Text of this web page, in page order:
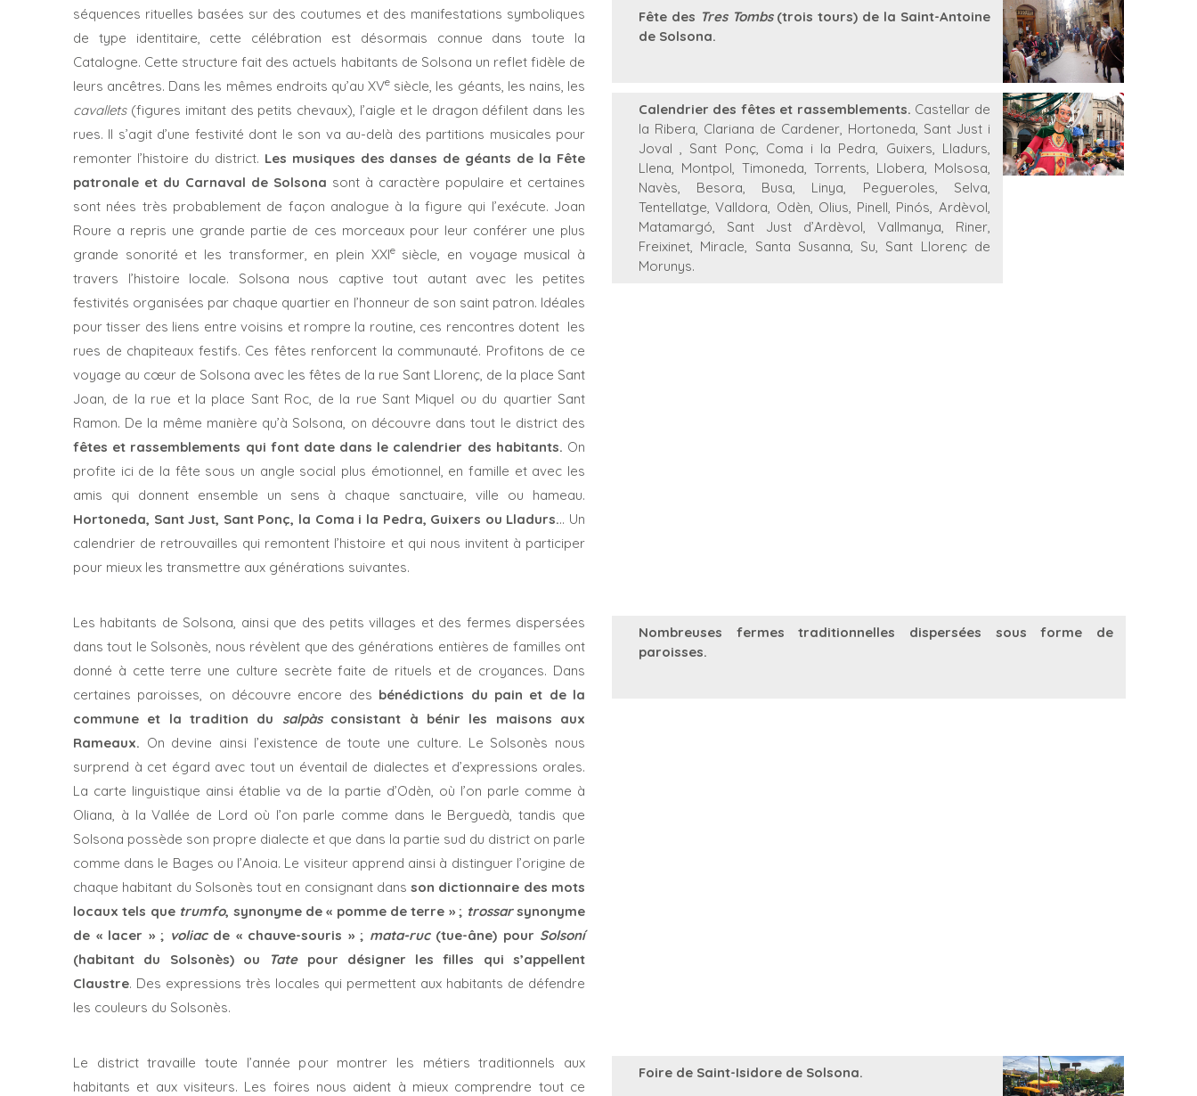
séquences rituelles basées sur des coutumes et des manifestations symboliques
de type identitaire, cette célébration est désormais connue dans toute la
Catalogne. Cette structure fait des actuels habitants de Solsona un reflet fidèle de
leurs ancêtres. Dans les mêmes endroits qu’au XVe siècle, les géants, les nains, les
cavallets(figures imitant des petits chevaux), l’aigle et le dragon défilent dans les
rues. Il s’agit d’une festivité dont le son va au-delà des partitions musicales pour
remonter l’histoire du district. Les musiques des danses de géants de la Fête
patronale et du Carnaval de Solsona sont à caractère populaire et certaines
sont nées très probablement de façon analogue à la figure qui l’exécute. Joan
Roure a repris une grande partie de ces morceaux pour leur conférer une plus
grande sonorité et les transformer, en plein XXIesiècle, en voyage musical à
travers l’histoire locale. Solsona nous captive tout autant avec les petites
festivités organisées par chaque quartier en l’honneur de son saint patron. Idéales
pour tisser des liens entre voisins et rompre la routine, ces rencontres dotent les
rues de chapiteaux festifs. Ces fêtes renforcent la communauté. Profitons de ce
voyage au cœur de Solsona avec les fêtes de la rue Sant Llorenç, de la place Sant
Joan, de la rue et la place Sant Roc, de la rue Sant Miquel ou du quartier Sant
Ramon. De la même manière qu’à Solsona, on découvre dans tout le district des
fêtes et rassemblements qui font date dans le calendrier des habitants. On
profite ici de la fête sous un angle social plus émotionnel, en famille et avec les
amis qui donnent ensemble un sens à chaque sanctuaire, ville ou hameau.
Hortoneda, Sant Just, Sant Ponç, la Coma i la Pedra, Guixers ou Lladurs... Un
calendrier de retrouvailles qui remontent l’histoire et qui nous invitent à participer
pour mieux les transmettre aux générations suivantes.
Fête des Tres Tombs(trois tours) de la Saint-Antoine
de Solsona.
Calendrier des fêtes et rassemblements. Castellar de
la Ribera, Clariana de Cardener, Hortoneda, Sant Just i
Joval , Sant Ponç, Coma i la Pedra, Guixers, Lladurs,
Llena, Montpol, Timoneda, Torrents, Llobera, Molsosa,
Navès, Besora, Busa, Linya, Pegueroles, Selva,
Tentellatge, Valldora, Odèn, Olius, Pinell, Pinós, Ardèvol,
Matamargó, Sant Just d’Ardèvol, Vallmanya, Riner,
Freixinet, Miracle, Santa Susanna, Su, Sant Llorenç de
Morunys.
Les habitants de Solsona, ainsi que des petits villages et des fermes dispersées
dans tout le Solsonès, nous révèlent que des générations entières de familles ont
donné à cette terre une culture secrète faite de rituels et de croyances. Dans
certaines paroisses, on découvre encore des bénédictions du pain et de la
commune et la tradition du salpàsconsistant à bénir les maisons aux
Rameaux. On devine ainsi l’existence de toute une culture. Le Solsonès nous
surprend à cet égard avec tout un éventail de dialectes et d’expressions orales.
La carte linguistique ainsi établie va de la partie d’Odèn, où l’on parle comme à
Oliana, à la Vallée de Lord où l’on parle comme dans le Berguedà, tandis que
Solsona possède son propre dialecte et que dans la partie sud du district on parle
comme dans le Bages ou l’Anoia. Le visiteur apprend ainsi à distinguer l’origine de
chaque habitant du Solsonès tout en consignant dansson dictionnaire des mots
locaux tels que trumfo, synonyme de « pomme de terre » ; trossarsynonyme
de « lacer » ; voliacde « chauve-souris » ; mata-ruc(tue-âne) pour Solsoní
(habitant du Solsonès) ou
Tatepour désigner les filles qui s’appellent
Claustre. Des expressions très locales qui permettent aux habitants de défendre
les couleurs du Solsonès.
Nombreuses fermes traditionnelles dispersées sous forme de
paroisses.
Le district travaille toute l’année pour montrer les métiers traditionnels aux
habitants et aux visiteurs. Les foires nous aident à mieux comprendre tout ce
Foire de Saint-Isidore de Solsona.